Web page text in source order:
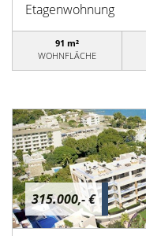
Etagenwohnung
91 m²
WOHNFLÄCHE
315.000,- €